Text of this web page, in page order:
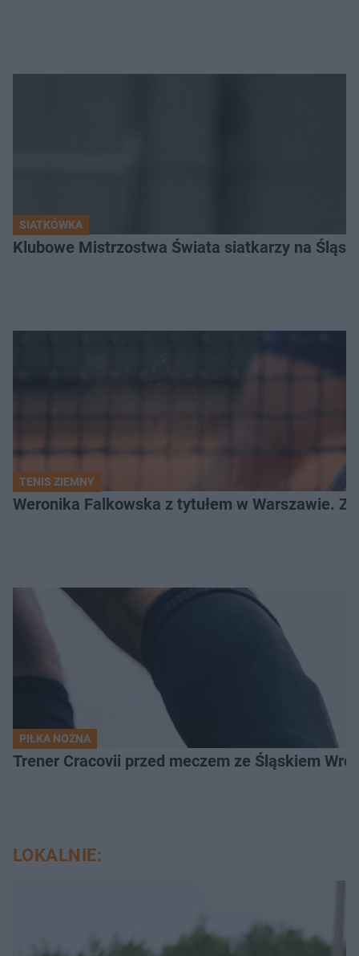
SIATKÓWKA
Klubowe Mistrzostwa Świata siatkarzy na
TENIS ZIEMNY
Weronika Falkowska z tytułem w Warszawie.
PIŁKA NOŻNA
Trener Cracovii przed meczem ze Śląskiem
LOKALNIE: